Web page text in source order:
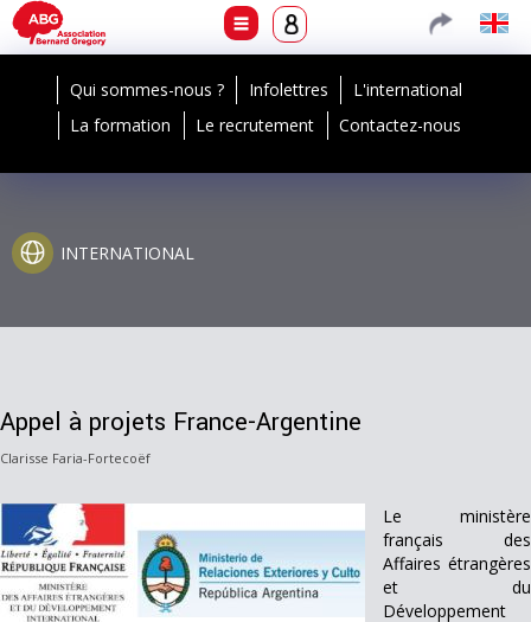
Qui sommes-nous ? Infolettres
L'international
La formation
Le recrutement Contactez-nous
INTERNATIONAL
Appel à projets France-Argentine
Clarisse Faria-Fortecoëf
Le ministère
français des
Affaires étrangères
et du
Développement